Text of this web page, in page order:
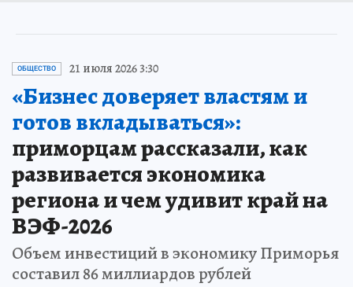
ОБЩЕСТВО 21 июля 2026 3:30
«Бизнес доверяет властям и
готов вкладываться»:
приморцам рассказали, как
развивается экономика
региона и чем удивит край на
ВЭФ-2026
Объем инвестиций в экономику Приморья
составил 86 миллиардов рублей